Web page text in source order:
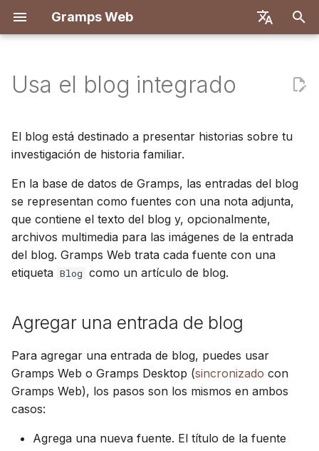
Gramps Web
Deutsch
Español
Tiếng Việt
Türkçe
Русский
Português
Suomi
Italiano
Українська
i
l
i
z
a
d
o
b
ú
Características
Primeros pasos
Probar localmente
Implementación
Implementar con Docker
Docker con Let's
TrueNAS
Administración del
servidor
Sistema de usuarios
Configuración del
Configurar chat de IA
Configuración multi-
Personalización del
Actualización
Uso de PostgreSQL
Alojar medios en S3
memoria
Introducción
Crear cuenta de
propietario
Importar datos
Exportar datos
Gestionar usuarios
Registro
Primer inicio de sesión
Búsqueda
Árbol genealógico
Mapa
Agregar una entrada de
Relación entre el blog y las
Descripción general
Coincidencias de ADN
cromosomas
ADN-Y
Informes
Marcadores
Historial de revisiones
Filtros GQL
Asistente de IA
Configuración de usuario
Atajos de teclado
Descripción general
Backend
Introducción
Configuración de
Especificación de API
Consultas manuales
Introducción
Configuración de
Arquitectura
Traducción
Usa el blog integrado
El blog está destinado a presentar historias sobre tu
investigación de historia familiar.
En la base de datos de Gramps, las entradas del blog
se representan como fuentes con una nota adjunta,
que contiene el texto del blog y, opcionalmente,
archivos multimedia para las imágenes de la entrada
del blog. Gramps Web trata cada fuente con una
etiqueta Blog como un artículo de blog.
Agregar una entrada de blog
Para agregar una entrada de blog, puedes usar
Gramps Web o Gramps Desktop (sincronizado con
Gramps Web), los pasos son los mismos en ambos
casos:
Agrega una nueva fuente. El título de la fuente